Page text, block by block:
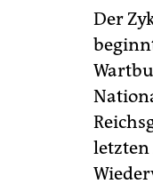
Der
letzten